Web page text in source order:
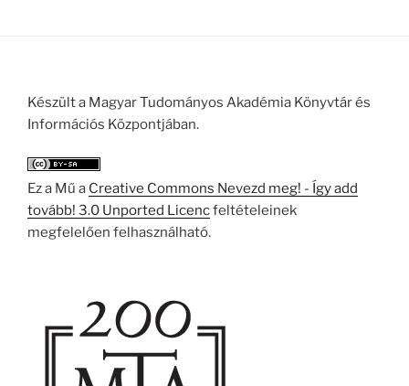
Készült a Magyar Tudományos Akadémia Könyvtár és
Információs Központjában.
Ez a Mű a Creative Commons Nevezd meg! - Így add
tovább! 3.0 Unported Licencfeltételeinek
megfelelően felhasználható.